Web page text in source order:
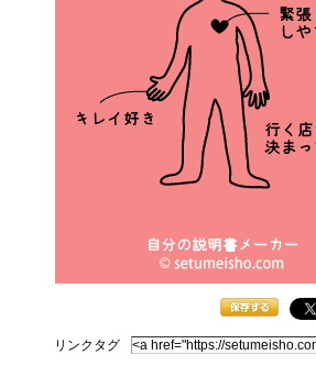
リンクタグ